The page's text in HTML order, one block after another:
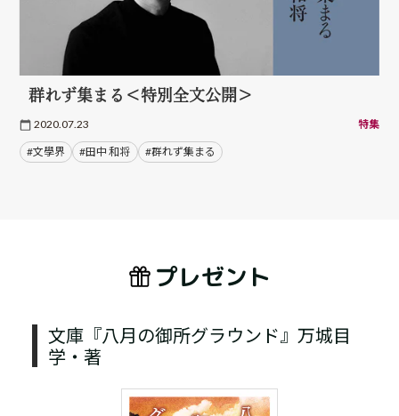
群れず集まる＜特別全文公開＞
2020.07.23 特集
#文學界 #田中 和将 #群れず集まる
プレゼント
文庫『八月の御所グラウンド』万城目
学・著